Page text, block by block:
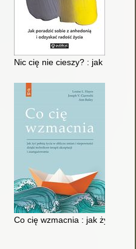
to, co czujesz
Nic cię nie cieszy? : jak
uwolnić od rodzinnych traum
Co cię wzmacnia : jak żyć